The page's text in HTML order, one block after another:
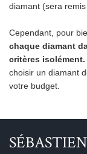
diamant (sera
Cependant, pour
chaque diamant
critères
choisir un diamant
votre budget.